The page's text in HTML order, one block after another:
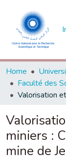
Home
miniers :
mine de